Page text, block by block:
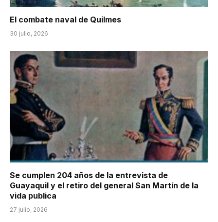
El combate naval de Quilmes
30 julio, 2026
Se cumplen 204 años de la entrevista de
Guayaquil y el retiro del general San Martín de la
vida publica
27 julio, 2026